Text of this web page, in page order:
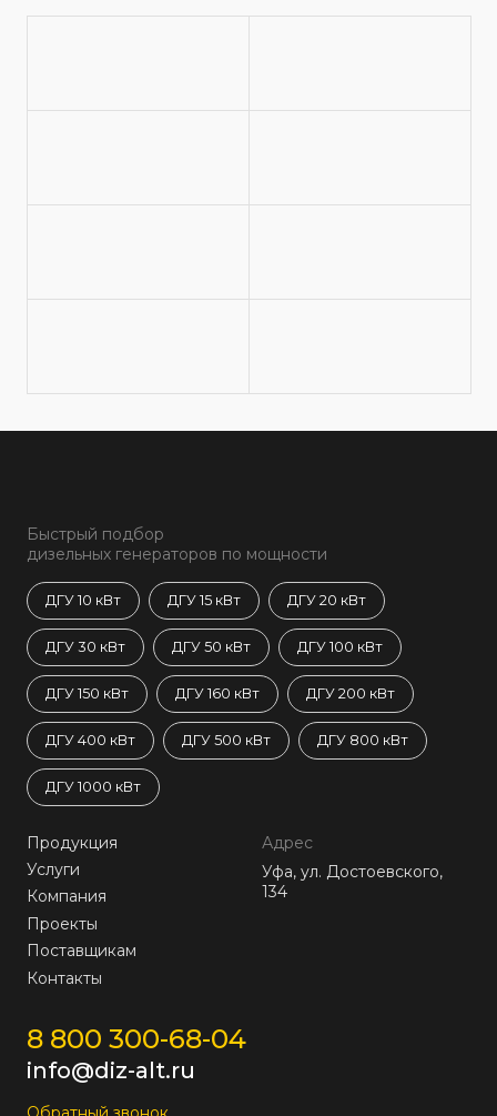
Быстрый подбор
дизельных генераторов по мощности
ДГУ 10 кВт ДГУ 15 кВт ДГУ 20 кВт
ДГУ 30 кВт ДГУ 50 кВт ДГУ 100 кВт
ДГУ 150 кВт ДГУ 160 кВт ДГУ 200 кВт
ДГУ 400 кВт ДГУ 500 кВт ДГУ 800 кВт
ДГУ 1000 кВт
Продукция
Услуги
Компания
Проекты
Поставщикам
Контакты
Адрес
Уфа, ул. Достоевского,
134
8 800 300-68-04
info@diz-alt.ru